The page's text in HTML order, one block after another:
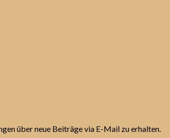
über neue Beiträge via E-Mail zu erhalten.